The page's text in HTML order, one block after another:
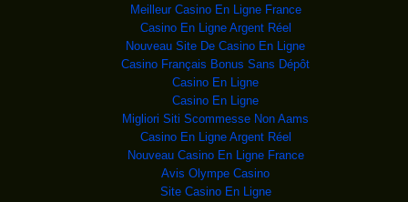
AFRIQUE DU SUD: 32 J
Des jeunes hommes
appartenant à la tribu des
Etats-Unis : Un adol
L'administration fédérale
Exorcisme : Le diabl
Un jeune Palestinien
est décédé mardi, r
RDC :Le procès Aubin
La Cour
Constitutionnelle organise ce matin so
RDC : Malversation o
Hotel du gouvernement
en construction à Kinshasa
Meilleur Casino En Ligne France
Casino En Ligne Argent Réel
Nouveau Site De Casino En Ligne
Casino Français Bonus Sans Dépôt
Casino En Ligne
Casino En Ligne
Migliori Siti Scommesse Non Aams
Casino En Ligne Argent Réel
Nouveau Casino En Ligne France
Avis Olympe Casino
Site Casino En Ligne